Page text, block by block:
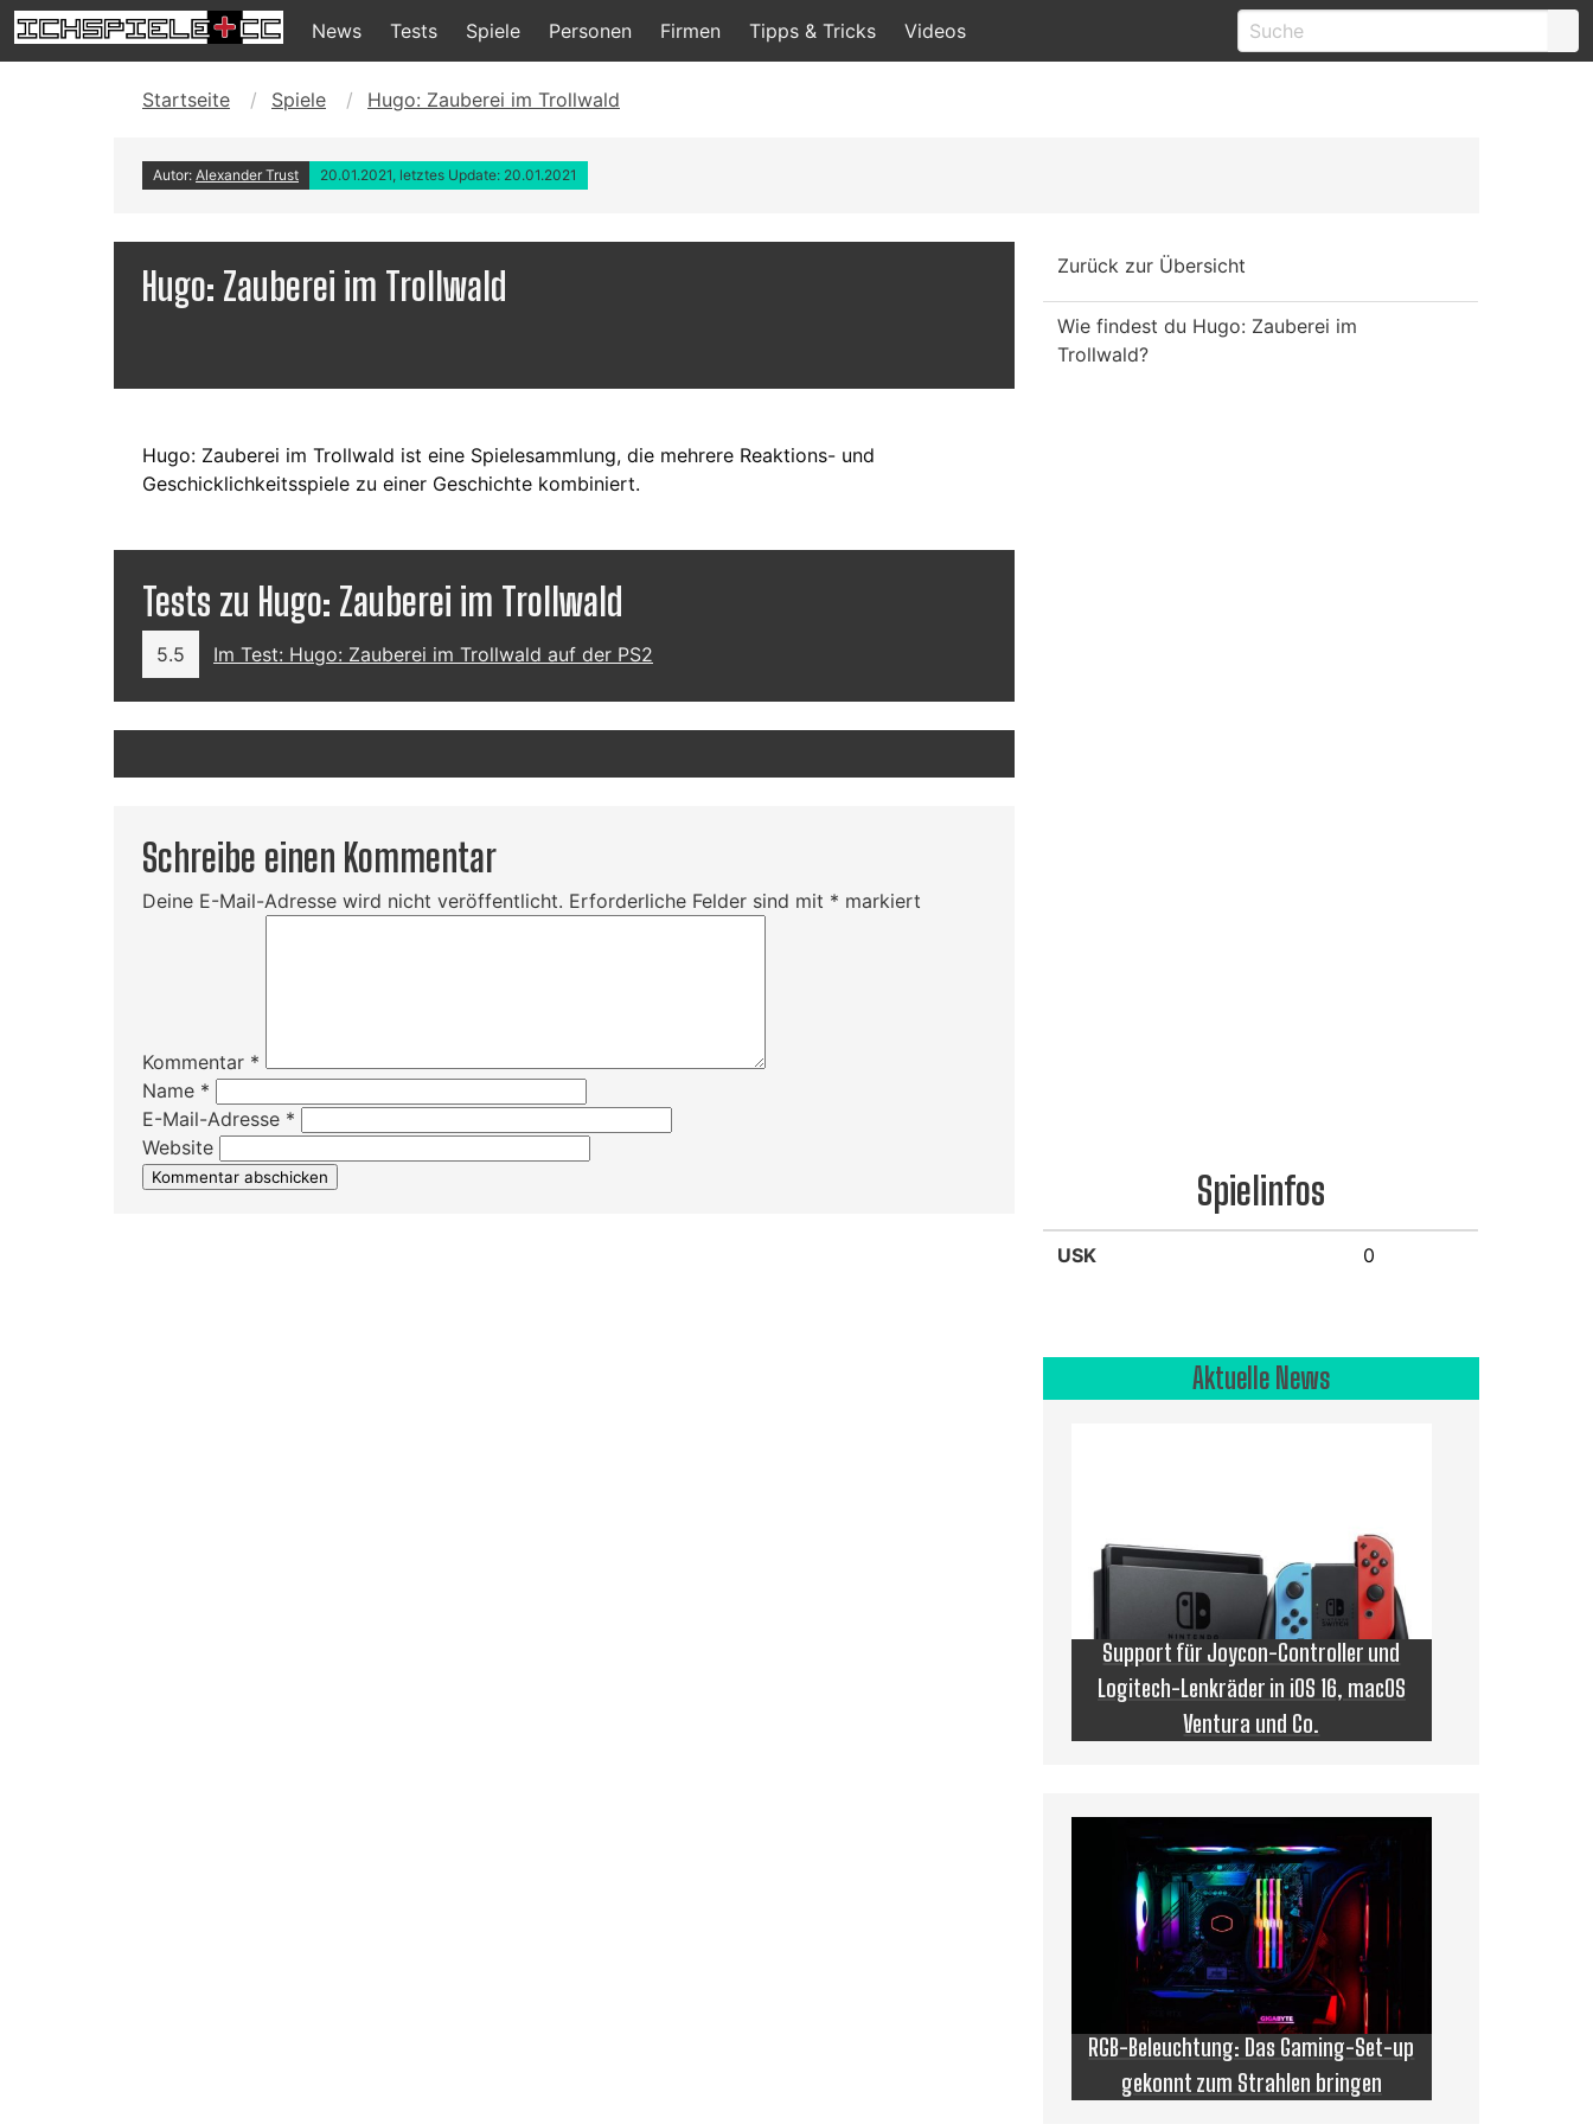
News Tests Spiele Personen Firmen Tipps & Tricks Videos
Startseite Spiele Hugo: Zauberei im Trollwald
Autor: Alexander Trust 20.01.2021, letztes Update: 20.01.2021
Hugo: Zauberei im Trollwald
Hugo: Zauberei im Trollwald ist eine Spielesammlung, die mehrere Reaktions- und
Geschicklichkeitsspiele zu einer Geschichte kombiniert.
Tests zu Hugo: Zauberei im Trollwald
5.5 Im Test: Hugo: Zauberei im Trollwald auf der PS2
Schreibe einen Kommentar
Deine E-Mail-Adresse wird nicht veröffentlicht. Erforderliche Felder sind mit * markiert
Kommentar *
Name *
E-Mail-Adresse *
Website
Zurück zur Übersicht
Wie findest du Hugo: Zauberei im
Trollwald?
Spielinfos
USK 0
Aktuelle News
Support für Joycon-Controller und
Logitech-Lenkräder in iOS 16, macOS
Ventura und Co.
RGB-Beleuchtung: Das Gaming-Set-up
gekonnt zum Strahlen bringen